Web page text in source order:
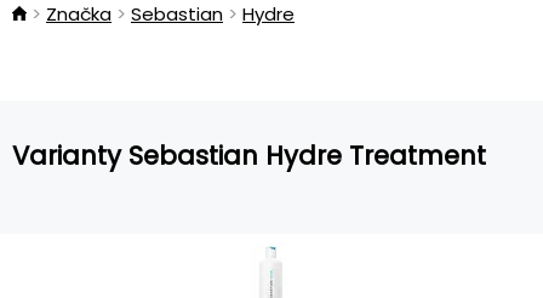
Značka Sebastian Hydre
Varianty Sebastian Hydre Treatment